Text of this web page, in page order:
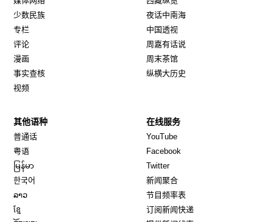
少数民族
专栏
评论
漫画
事实查核
视频
夜话中南海
中国透视
周嘉有话说
周末茶馆
纵横大历史
其他语种
普通话
粤语
မြန်မာ
한국어
ລາວ
ខ្មែ
在线服务
YouTube
Facebook
TwitterOpens in new window
新闻聚合
节目频率表
订阅新闻快递